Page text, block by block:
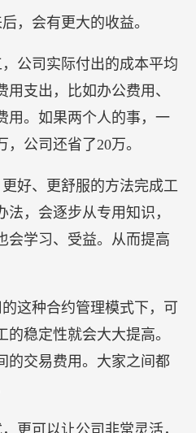
，会有更大的收益。
公司实际付出的成本平均
支出，比如办公费用、
用。如果两个人的事，一
公司还省了20万。
好、更舒服的方法完成工
，会逐步从专用知识，
会学习、受益。从而提高
这种合约管理模式下，可
稳定性就会大大提高。
的交易费用。大家之间都
更可以让公司非常灵活，